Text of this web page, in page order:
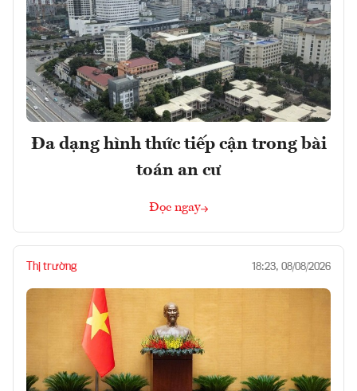
Đa dạng hình thức tiếp cận trong bài
toán an cư
Đọc ngay
Thị trường 18:23, 08/08/2026